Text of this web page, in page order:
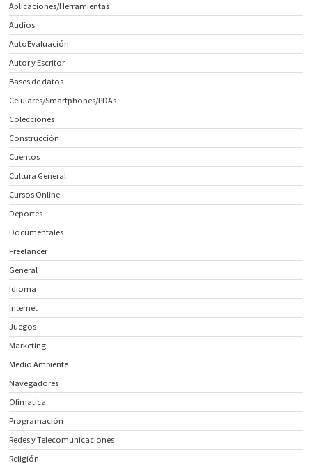
Aplicaciones/Herramientas
Audios
AutoEvaluación
Autor y Escritor
Bases de datos
Celulares/Smartphones/PDAs
Colecciones
Construcción
Cuentos
Cultura General
Cursos Online
Deportes
Documentales
Freelancer
General
Idioma
Internet
Juegos
Marketing
Medio Ambiente
Navegadores
Ofimatica
Programación
Redes y Telecomunicaciones
Religión